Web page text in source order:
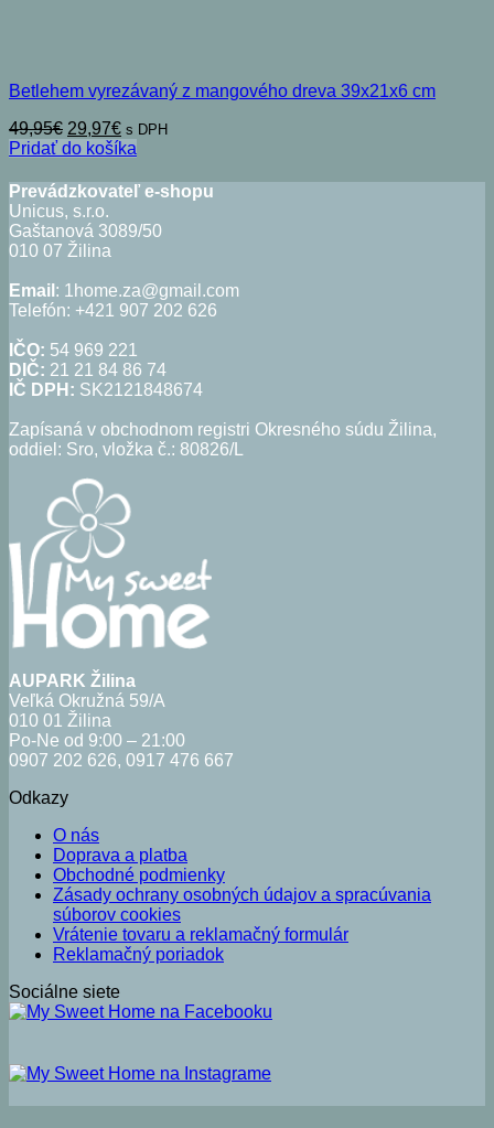
Betlehem vyrezávaný z mangového dreva 39x21x6 cm
49,95€ Pôvodná
cena
49,95€.
29,97€Aktuálna
cena
29,97€.
s DPH
Pridať do košíka
Prevádzkovateľ e-shopu
Unicus, s.r.o.
Gaštanová 3089/50
010 07 Žilina
Email : 1home.za@gmail.com
Telefón: +421 907 202 626
IČO: 54 969 221
DIČ: 21 21 84 86 74
IČ DPH: SK2121848674
Zapísaná v obchodnom registri Okresného súdu Žilina,
oddiel: Sro, vložka č.: 80826/L
AUPARK Žilina
Veľká Okružná 59/A
010 01 Žilina
Po-Ne od 9:00 – 21:00
0907 202 626, 0917 476 667
Odkazy
O nás
Doprava a platba
Obchodné podmienky
Zásady ochrany osobných údajov a spracúvania
súborov cookies
Vrátenie tovaru a reklamačný formulár
Reklamačný poriadok
Sociálne siete